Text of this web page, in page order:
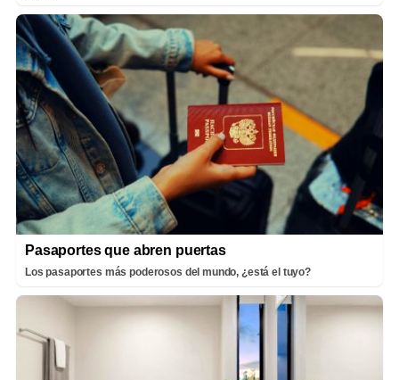
Pasaportes que abren puertas
Los pasaportes más poderosos del mundo, ¿está el tuyo?